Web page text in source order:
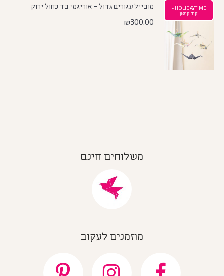
HOLIDAYTIME -
קוד קופון
מובייל עגורים גדול - אוריגמי בד כחול ירוק
₪300.00
משלוחים חינם
מוזמנים לעקוב